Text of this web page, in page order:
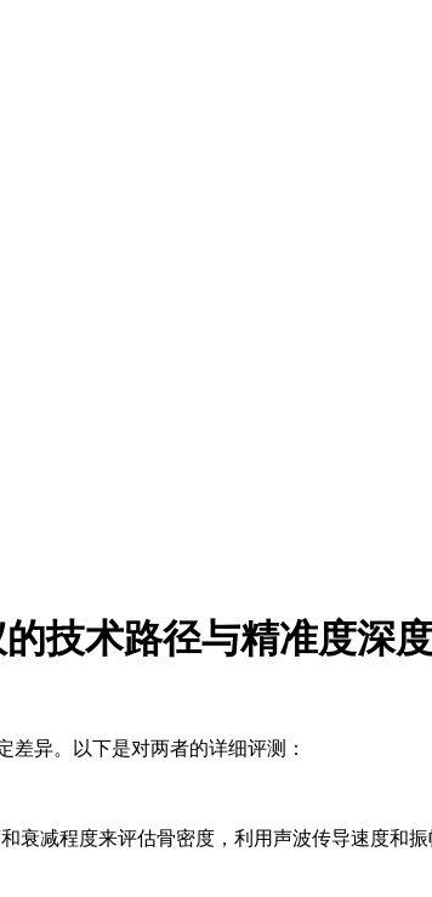
技术路径与精准度深
差异。以下是对两者的详细评测：
衰减程度来评估骨密度，利用声波传导速度和